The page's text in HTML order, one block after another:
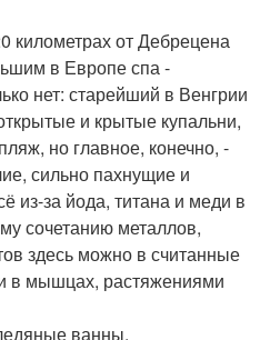
километрах от Дебрецена
в Европе спа -
нет: старейший в Венгрии
и крытые купальни,
но главное, конечно, -
сильно пахнущие и
из-за йода, титана и меди в
сочетанию металлов,
здесь можно в считанные
в мышцах, растяжениями
ванны,